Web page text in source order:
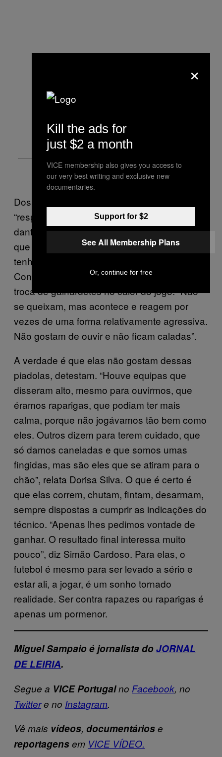
Dos adversários e das bancadas têm sentido
“respeito”. “As coisas já não são como eram
dantes. Ainda não me apercebi de miúdos
que tenham ficado incomodados, que
tenham estranhado”, diz o treinador.
Contudo, de vez em quando lá existe uma
troca de galhardetes no calor do jogo. “Não
se queixam, mas acontece e reagem por
vezes de uma forma relativamente agressiva.
Não gostam de ouvir e não ficam caladas”.
A verdade é que elas não gostam dessas
piadolas, detestam. “Houve equipas que
disseram alto, mesmo para ouvirmos, que
éramos raparigas, que podiam ter mais
calma, porque não jogávamos tão bem como
eles. Outros dizem para terem cuidado, que
só damos caneladas e que somos umas
fingidas, mas são eles que se atiram para o
chão”, relata Dorisa Silva. O que é certo é
que elas correm, chutam, fintam, desarmam,
sempre dispostas a cumprir as indicações do
técnico. “Apenas lhes pedimos vontade de
ganhar. O resultado final interessa muito
pouco”, diz Simão Cardoso. Para elas, o
futebol é mesmo para ser levado a sério e
estar ali, a jogar, é um sonho tornado
realidade. Ser contra rapazes ou raparigas é
apenas um pormenor.
Miguel Sampaio é jornalista doJORNAL
DE LEIRIA.
Segue a VICE Portugalno Facebook, no
Twittere no Instagram.
Vê mais vídeos, documentáriose
reportagensem VICE VÍDEO.
×
Kill the ads for
just $2 a month
VICE membership also gives you access to
our very best writing and exclusive new
documentaries.
Support for $2
See All Membership Plans
Or, continue for free